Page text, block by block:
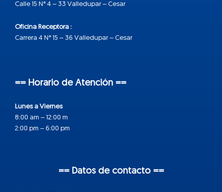
Calle 15 N° 4 – 33 Valledupar – Cesar
Oficina Receptora :
Carrera 4 N° 15 – 36 Valledupar – Cesar
== Horario de Atención ==
Lunes a Viernes
8:00 am – 12:00 m
2:00 pm – 6:00 pm
== Datos de contacto ==